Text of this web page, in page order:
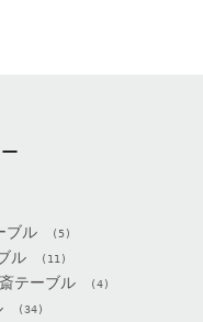
ブル (5)
ル (11)
テーブル (4)
(34)